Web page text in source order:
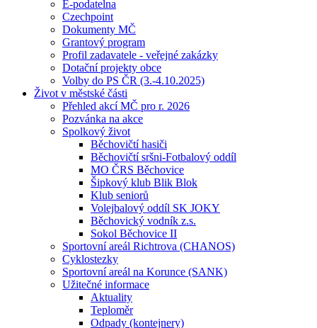
E-podatelna
Czechpoint
Dokumenty MČ
Grantový program
Profil zadavatele - veřejné zakázky
Dotační projekty obce
Volby do PS ČR (3.-4.10.2025)
Život v městské části
Přehled akcí MČ pro r. 2026
Pozvánka na akce
Spolkový život
Běchovičtí hasiči
Běchovičtí sršni-Fotbalový oddíl
MO ČRS Běchovice
Šipkový klub Blik Blok
Klub seniorů
Volejbalový oddíl SK JOKY
Běchovický vodník z.s.
Sokol Běchovice II
Sportovní areál Richtrova (CHANOS)
Cyklostezky
Sportovní areál na Korunce (SANK)
Užitečné informace
Aktuality
Teploměr
Odpady (kontejnery)